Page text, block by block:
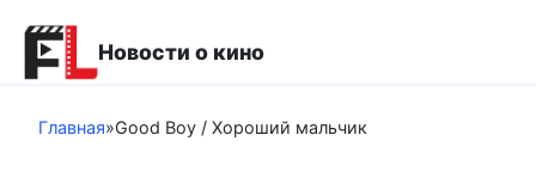
контенту
Новости о кино
Главная»Good Boy / Хороший мальчик